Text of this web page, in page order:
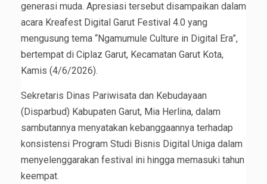
generasi muda. Apresiasi tersebut disampaikan dalam
acara Kreafest Digital Garut Festival 4.0 yang
mengusung tema “Ngamumule Culture in Digital Era”,
bertempat di Ciplaz Garut, Kecamatan Garut Kota,
Kamis (4/6/2026).
Sekretaris Dinas Pariwisata dan Kebudayaan
(Disparbud) Kabupaten Garut, Mia Herlina, dalam
sambutannya menyatakan kebanggaannya terhadap
konsistensi Program Studi Bisnis Digital Uniga dalam
menyelenggarakan festival ini hingga memasuki tahun
keempat.